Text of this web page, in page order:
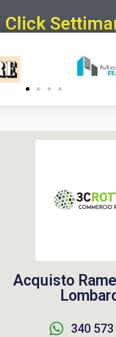
Click
Acquisto
340